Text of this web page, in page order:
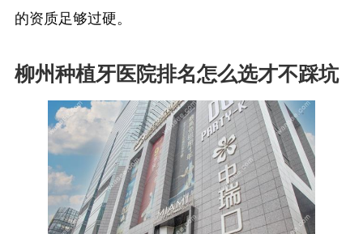
的资质足够过硬。
柳州种植牙医院排名怎么选才不踩坑